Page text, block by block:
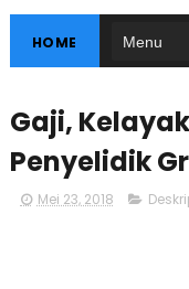
HOME
Gaji,
Penyelidik
Mei 23, 2018